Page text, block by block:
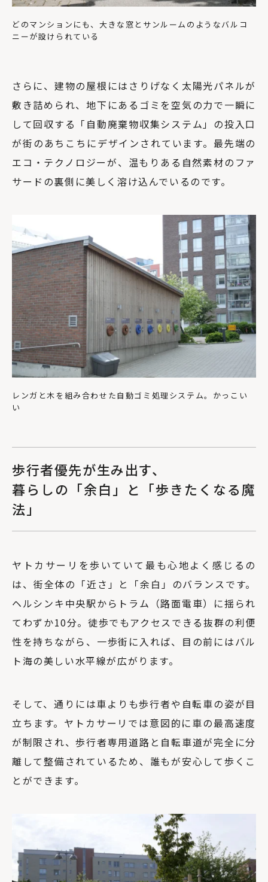
どのマンションにも、大きな窓とサンルームのようなバルコ
ニーが設けられている
さらに、建物の屋根にはさりげなく太陽光パネルが
敷き詰められ、地下にあるゴミを空気の力で一瞬に
して回収する「自動廃棄物収集システム」の投入口
が街のあちこちにデザインされています。最先端の
エコ・テクノロジーが、温もりある自然素材のファ
サードの裏側に美しく溶け込んでいるのです。
レンガと木を組み合わせた自動ゴミ処理システム。かっこい
い
歩行者優先が生み出す、
暮らしの「余白」と「歩きたくなる魔
法」
ヤトカサーリを歩いていて最も心地よく感じるの
は、街全体の「近さ」と「余白」のバランスです。
ヘルシンキ中央駅からトラム（路面電車）に揺られ
てわずか10分。徒歩でもアクセスできる抜群の利便
性を持ちながら、一歩街に入れば、目の前にはバル
ト海の美しい水平線が広がります。
そして、通りには車よりも歩行者や自転車の姿が目
立ちます。ヤトカサーリでは意図的に車の最高速度
が制限され、歩行者専用道路と自転車道が完全に分
離して整備されているため、誰もが安心して歩くこ
とができます。